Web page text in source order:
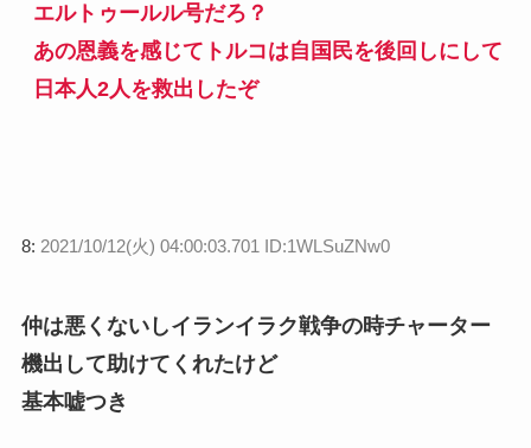
エルトゥールル号だろ？
あの恩義を感じてトルコは自国民を後回しにして
日本人2人を救出したぞ
8: 2021/10/12(火) 04:00:03.701 ID:1WLSuZNw0
仲は悪くないしイランイラク戦争の時チャーター
機出して助けてくれたけど
基本嘘つき